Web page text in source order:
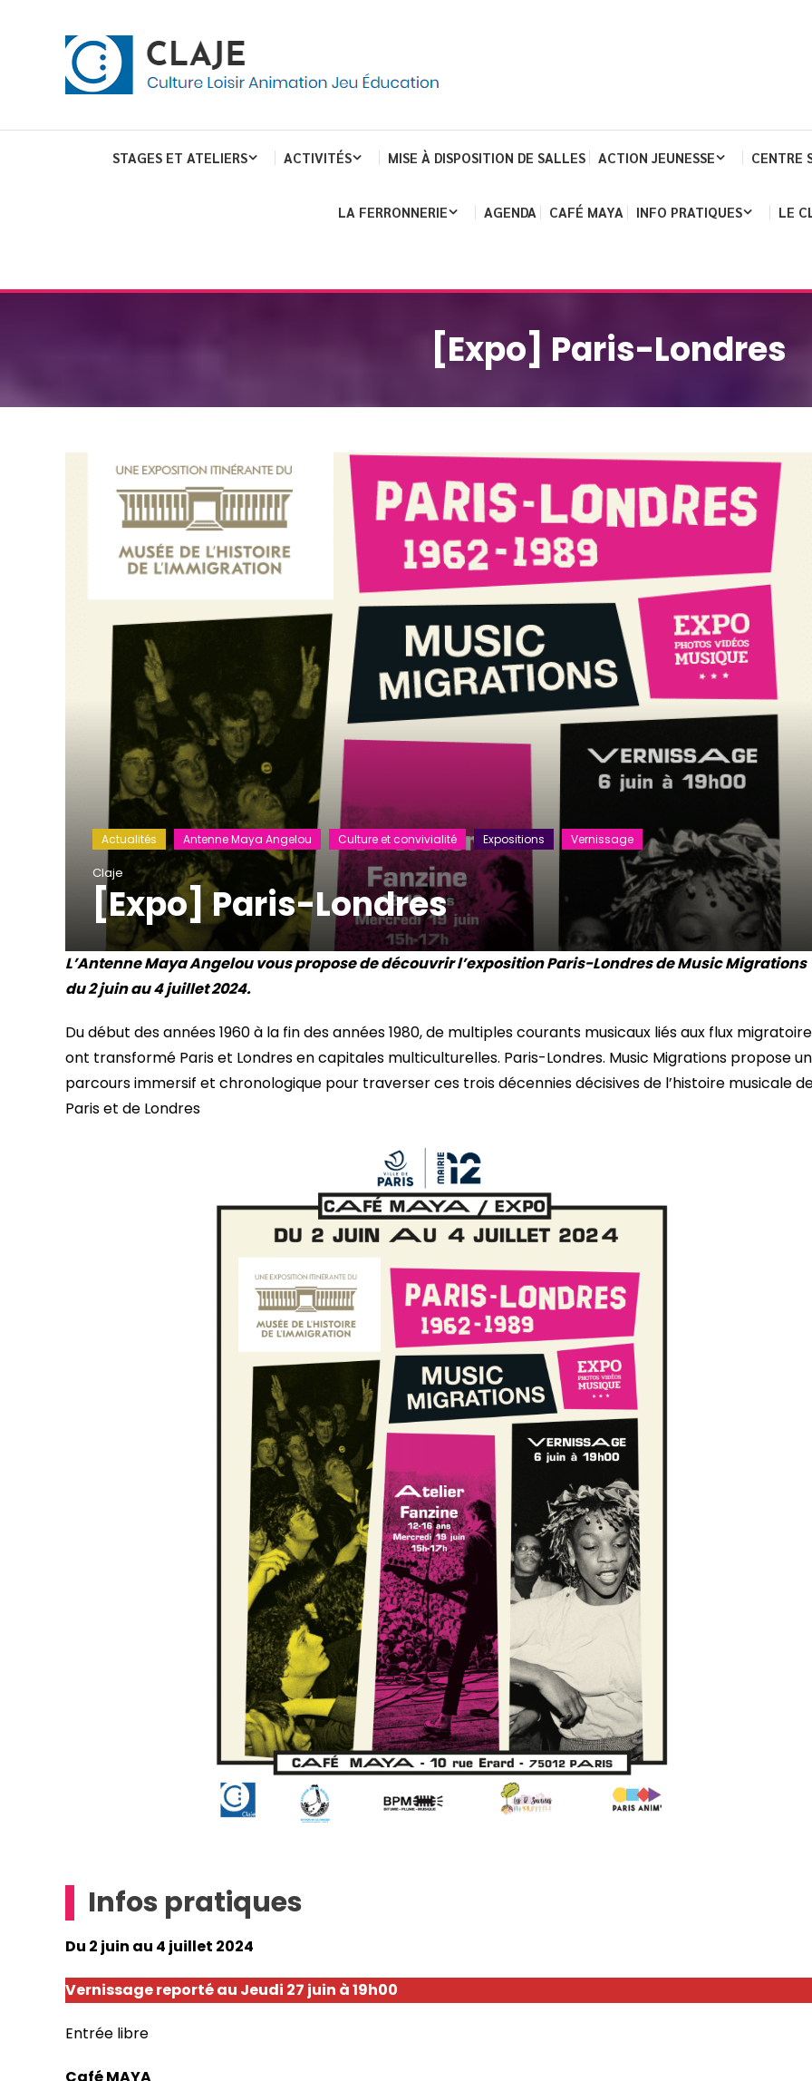
Claje
STAGES ET ATELIERS ACTIVITÉS MISE À DISPOSITION DE SALLES ACTION JEUNESSE CENTRE
LA FERRONNERIE AGENDA CAFÉ MAYA INFO PRATIQUES LE
[Expo] Paris-Londres
Actualités Antenne Maya Angelou Culture et convivialité Expositions Vernissage
Claje
[Expo] Paris-Londres
L’Antenne Maya Angelou vous propose de découvrir l’exposition Paris-Londres de Music Migrations
du 2 juin au 4 juillet 2024.
Du début des années 1960 à la fin des années 1980, de multiples courants musicaux liés aux flux
ont transformé Paris et Londres en capitales multiculturelles. Paris-Londres. Music Migrations propose un
parcours immersif et chronologique pour traverser ces trois décennies décisives de l’histoire musicale
Paris et de Londres
Infos pratiques
Du 2 juin au 4 juillet 2024
Vernissage reporté au Jeudi 27 juin à 19h00
Entrée libre